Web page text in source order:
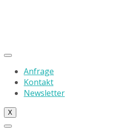
Anfrage
Kontakt
Newsletter
X